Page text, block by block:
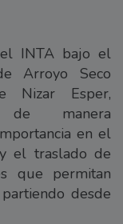
INTA bajo el
Arroyo Seco
Nizar Esper,
de manera
en el
el traslado de
que permitan
desde